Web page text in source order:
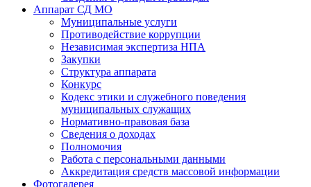
Аппарат СД МО
Муниципальные услуги
Противодействие коррупции
Независимая экспертиза НПА
Закупки
Структура аппарата
Конкурс
Кодекс этики и служебного поведения
муниципальных служащих
Нормативно-правовая база
Сведения о доходах
Полномочия
Работа с персональными данными
Аккредитация средств массовой информации
Фотогалерея